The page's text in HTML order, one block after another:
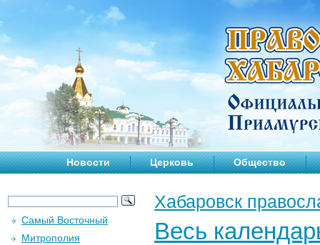
Новости Церковь Общество
Хабаровск
Весь
Самый Восточный
Митрополия